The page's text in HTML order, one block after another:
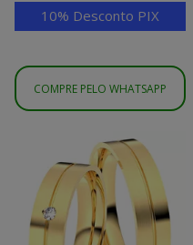
10% Desconto PIX
COMPRE PELO WHATSAPP